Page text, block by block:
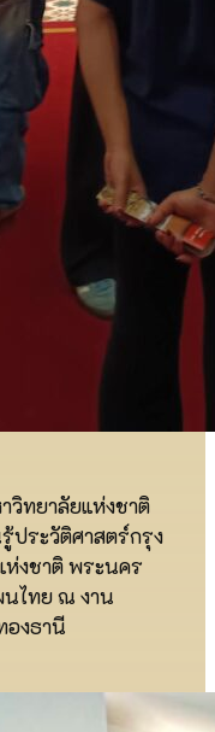
วิทยาลัยแห่งชาติ
รู้ประวัติศาสตร์กรุง
งชาติ พระนคร
นไทย ณ งาน
องธานี